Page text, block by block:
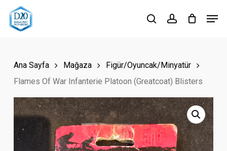
Skip
searchaccount
Ana Sayfa Mağaza
Figür/Oyuncak/Minyatür
Flames Of War Infanterie Platoon (Greatcoat) Blisters